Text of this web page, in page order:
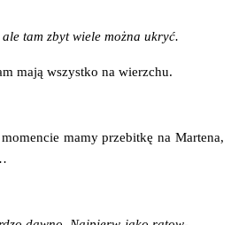
tam zbyt wie­le moż­na ukryć.
mają wszyst­ko na wierzchu.
mamy prze­bit­kę na Mar­te­na,